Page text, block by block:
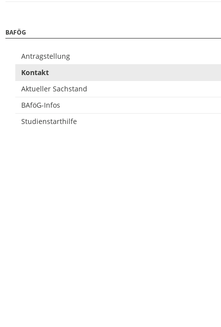
BAFÖG
Antragstellung
Kontakt
Aktueller Sachstand
BAföG-Infos
Studienstarthilfe